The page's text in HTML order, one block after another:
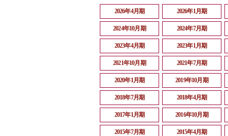
2026年4月期 2026年1月期
2024年10月期 2024年7月期
2023年4月期 2023年1月期
2021年10月期 2021年7月期
2020年1月期 2019年10月期
2018年7月期 2018年4月期
2017年1月期 2016年10月期
2015年7月期 2015年4月期